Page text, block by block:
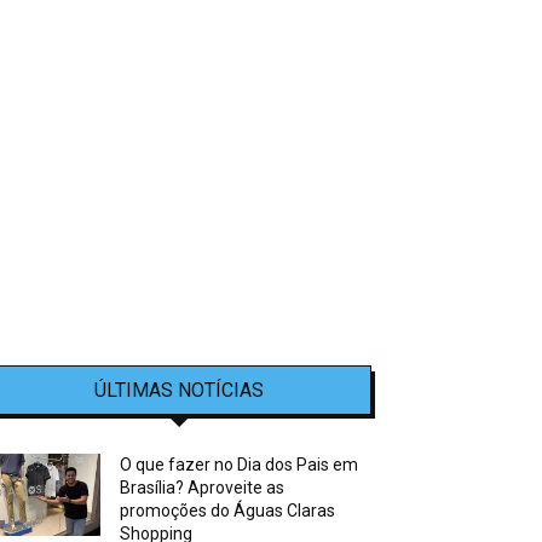
ÚLTIMAS NOTÍCIAS
O que fazer no Dia dos Pais em
Brasília? Aproveite as
promoções do Águas Claras
Shopping